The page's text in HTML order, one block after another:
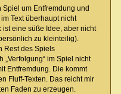
um Entfremdung und
Text überhaupt nicht
eine süße Idee, aber nicht
zu kleinteilig).
Rest des Spiels
im Spiel nicht
Entfremdung. Die kommt
Fluff-Texten. Das reicht mir
Faden zu erzeugen.